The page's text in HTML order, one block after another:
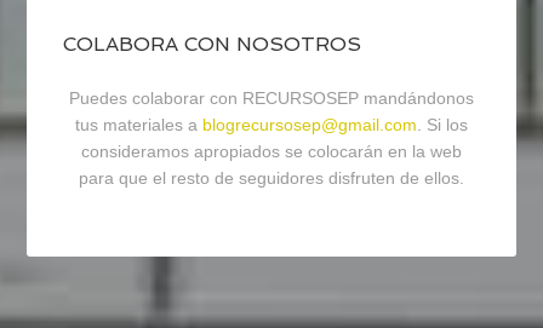
COLABORA CON NOSOTROS
Puedes colaborar con RECURSOSEP mandándonos
tus materiales a blogrecursosep@gmail.com. Si los
consideramos apropiados se colocarán en la web
para que el resto de seguidores disfruten de ellos.